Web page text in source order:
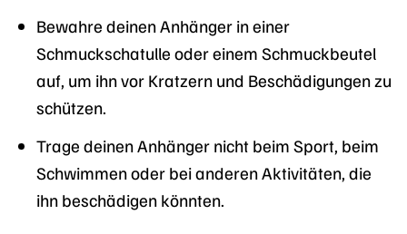
Bewahre deinen Anhänger in einer
Schmuckschatulle oder einem Schmuckbeutel
auf, um ihn vor Kratzern und Beschädigungen zu
schützen.
Trage deinen Anhänger nicht beim Sport, beim
Schwimmen oder bei anderen Aktivitäten, die
ihn beschädigen könnten.